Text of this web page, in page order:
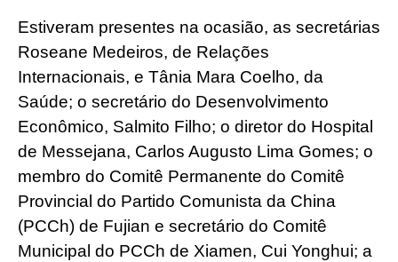
Estiveram presentes na ocasião, as secretárias
Roseane Medeiros, de Relações
Internacionais, e Tânia Mara Coelho, da
Saúde; o secretário do Desenvolvimento
Econômico, Salmito Filho; o diretor do Hospital
de Messejana, Carlos Augusto Lima Gomes; o
membro do Comitê Permanente do Comitê
Provincial do Partido Comunista da China
(PCCh) de Fujian e secretário do Comitê
Municipal do PCCh de Xiamen, Cui Yonghui; a